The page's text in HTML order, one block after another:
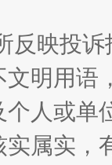
”王建安的艺术幻境
反映投
文明用语
个人或单
实属实，